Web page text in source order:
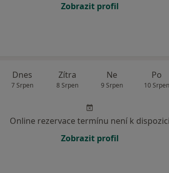
Zobrazit profil
Dnes
7 Srpen
Zítra
8 Srpen
Ne
9 Srpen
Po
10 Srpen
Online rezervace termínu není k dispozici
Zobrazit profil